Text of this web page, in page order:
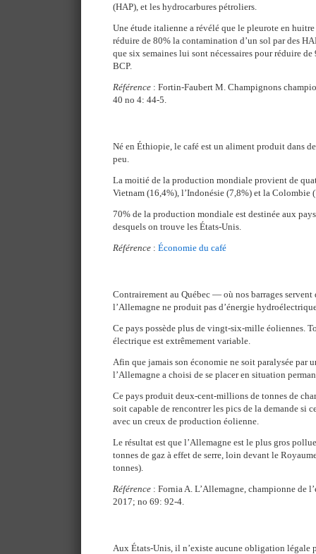
(HAP), et les hydrocarbures pétroliers.
Une étude italienne a révélé que le pleurote en huitre
réduire de 80% la contamination d’un sol par des
que six semaines lui sont nécessaires pour réduire
BCP.
Référence : Fortin-Faubert M. Champignons
40 no 4: 44-5.
Né en Éthiopie, le café est un aliment produit dans
peu.
La moitié de la production mondiale provient de
Vietnam (16,4%), l’Indonésie (7,8%) et la Colombie
70% de la production mondiale est destinée aux
desquels on trouve les États-Unis.
Référence : Économie du café
Contrairement au Québec — où nos barrages
l’Allemagne ne produit pas d’énergie
Ce pays possède plus de vingt-six-mille éoliennes.
électrique est extrêmement variable.
Afin que jamais son économie ne soit paralysée par
l’Allemagne a choisi de se placer en situation
Ce pays produit deux-cent-millions de tonnes de
soit capable de rencontrer les pics de la demande si
avec un creux de production éolienne.
Le résultat est que l’Allemagne est le plus gros
tonnes de gaz à effet de serre, loin devant le
tonnes).
Référence : Fornia A. L’Allemagne, championne de
2017; no 69: 92-4.
Aux États-Unis, il n’existe aucune obligation légale